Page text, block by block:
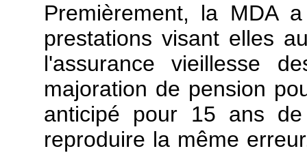
Premièrement, la MDA
prestations visant elles
l'assurance vieillesse
majoration de pension
anticipé pour 15 ans
reproduire la même